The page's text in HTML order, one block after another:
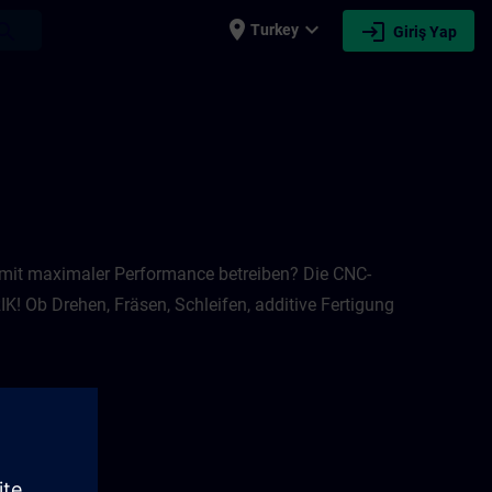
place Turkey expand_more login Giriş Yap
maximaler Performance betreiben? Die CNC-
Ob Drehen, Fräsen, Schleifen, additive Fertigung